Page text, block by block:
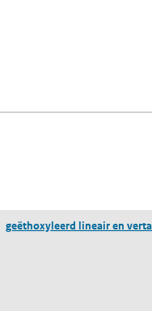
stoffen)
tabblad)
geëthoxyleerd lineair en